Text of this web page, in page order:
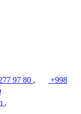
97 80 ,
+998
,